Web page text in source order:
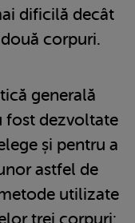
dificilă decât
corpuri.
generală
fost dezvoltate
și pentru a
astfel de
utilizate
trei corpuri: